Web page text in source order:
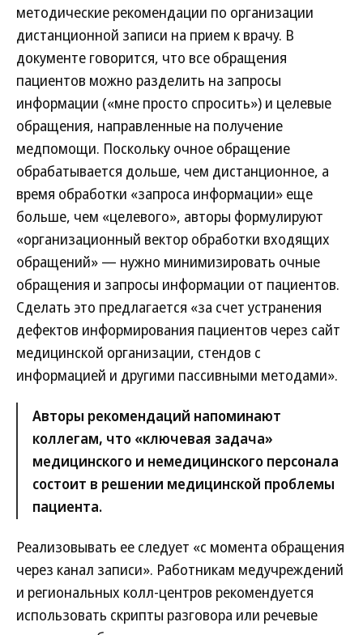
методические рекомендации по организации
дистанционной записи на прием к врачу. В
документе говорится, что все обращения
пациентов можно разделить на запросы
информации («мне просто спросить») и целевые
обращения, направленные на получение
медпомощи. Поскольку очное обращение
обрабатывается дольше, чем дистанционное, а
время обработки «запроса информации» еще
больше, чем «целевого», авторы формулируют
«организационный вектор обработки входящих
обращений» — нужно минимизировать очные
обращения и запросы информации от пациентов.
Сделать это предлагается «за счет устранения
дефектов информирования пациентов через сайт
медицинской организации, стендов с
информацией и другими пассивными методами».
Авторы рекомендаций напоминают
коллегам, что «ключевая задача»
медицинского и немедицинского персонала
состоит в решении медицинской проблемы
пациента.
Реализовывать ее следует «с момента обращения
через канал записи». Работникам медучреждений
и региональных колл-центров рекомендуется
использовать скрипты разговора или речевые